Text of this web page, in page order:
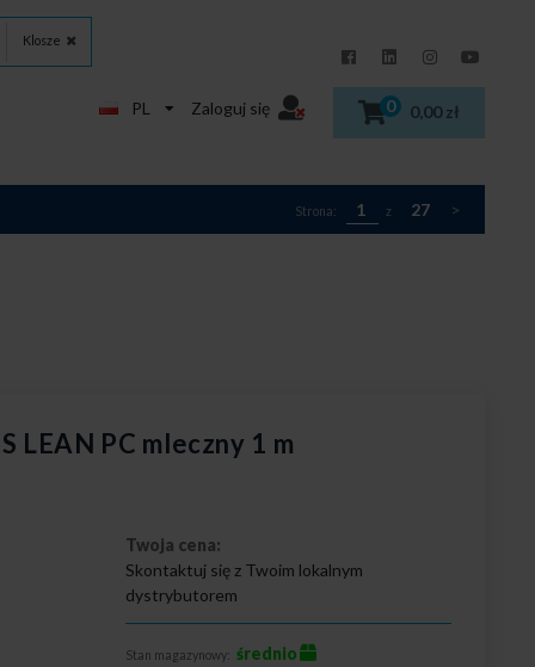
Klosze
PL Zaloguj się 0 0,00 zł
Strona: 1 z 27 >
LEAN PC mleczny 1 m
Twoja cena:
Skontaktuj się z Twoim lokalnym
dystrybutorem
Stan magazynowy: średnio